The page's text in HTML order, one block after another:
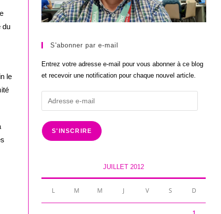
du
le
S'abonner par e-mail
Entrez votre adresse e-mail pour vous abonner à ce blog
et recevoir une notification pour chaque nouvel article.
Adresse
e-
mail
S'INSCRIRE
JUILLET 2012
L M M J V S D